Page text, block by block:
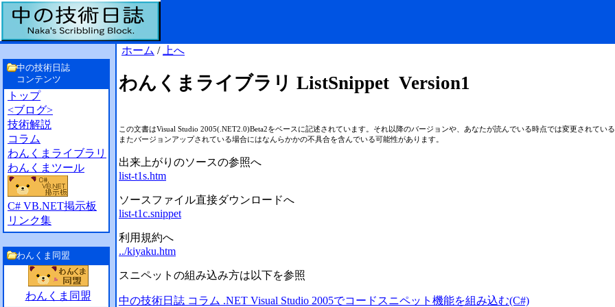
ホーム / 上へ
わんくまライブラリ ListSnippet Version1
この文書はVisual Studio 2005(.NET2.0)Beta2をベースに記述されています。それ以降のバージョンや、あなたが読んでいる時点では変更されている
またバージョンアップされている場合にはなんらかかの不具合を含んでいる可能性があります。
出来上がりのソースの参照へ
list-t1s.htm
ソースファイル直接ダウンロードへ
list-t1c.snippet
利用規約へ
../kiyaku.htm
スニペットの組み込み方は以下を参照
中の技術日誌 コラム .NET Visual Studio 2005でコードスニペット機能を組み込む(C#)
中の技術日誌
コンテンツ
トップ
<ブログ>
技術解説
コラム
わんくまライブラリ
わんくまツール
C# VB.NET掲示板
リンク集
わんくま同盟
わんくま同盟